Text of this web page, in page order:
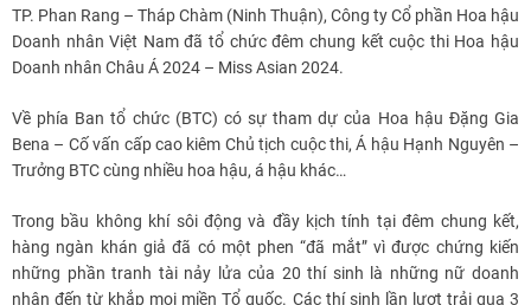
TP. Phan Rang – Tháp Chàm (Ninh Thuận), Công ty Cổ phần Hoa hậu
Doanh nhân Việt Nam đã tổ chức đêm chung kết cuộc thi Hoa hậu
Doanh nhân Châu Á 2024 – Miss Asian 2024.
Về phía Ban tổ chức (BTC) có sự tham dự của Hoa hậu Đặng Gia
Bena – Cố vấn cấp cao kiêm Chủ tịch cuộc thi, Á hậu Hạnh Nguyên –
Trưởng BTC cùng nhiều hoa hậu, á hậu khác…
Trong bầu không khí sôi động và đầy kịch tính tại đêm chung kết,
hàng ngàn khán giả đã có một phen “đã mắt” vì được chứng kiến
những phần tranh tài nảy lửa của 20 thí sinh là những nữ doanh
nhân đến từ khắp mọi miền Tổ quốc. Các thí sinh lần lượt trải qua 3